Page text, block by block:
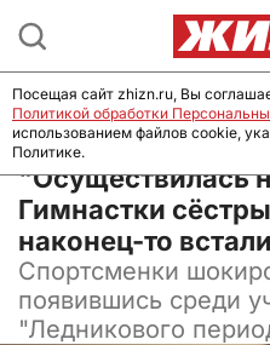
07 октября 2024, 12:57
"Осуществилась
Гимнастки
наконец-то
Спортсменки
появившись среди
"Ледникового
Посещая сайт zhizn.ru, Вы
Политикой обработки
использованием файлов cookie,
Политике.